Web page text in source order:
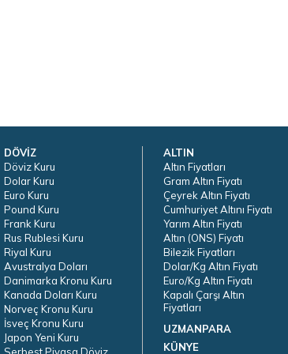
DÖVİZ
Döviz Kuru
Dolar Kuru
Euro Kuru
Pound Kuru
Frank Kuru
Rus Rublesi Kuru
Riyal Kuru
Avustralya Doları
Danimarka Kronu Kuru
Kanada Doları Kuru
Norveç Kronu Kuru
İsveç Kronu Kuru
Japon Yeni Kuru
Serbest Piyasa Döviz
ALTIN
Altın Fiyatları
Gram Altın Fiyatı
Çeyrek Altın Fiyatı
Cumhuriyet Altını Fiyatı
Yarım Altın Fiyatı
Altın (ONS) Fiyatı
Bilezik Fiyatları
Dolar/Kg Altın Fiyatı
Euro/Kg Altın Fiyatı
Kapalı Çarşı Altın
Fiyatları
UZMANPARA
KÜNYE